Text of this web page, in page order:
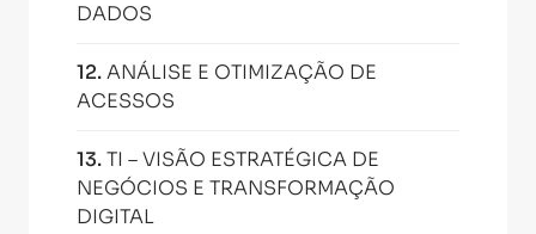
DADOS
12.ANÁLISE E OTIMIZAÇÃO DE
ACESSOS
13.TI – VISÃO ESTRATÉGICA DE
NEGÓCIOS E TRANSFORMAÇÃO
DIGITAL